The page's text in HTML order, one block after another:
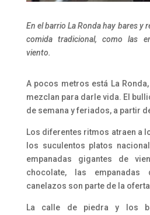
En el barrio La Ronda hay bares y
comida tradicional, como las
viento.
A pocos metros está La
mezclan para darle vida. El
de semana y feriados, a partir
Los diferentes ritmos atraen a
los suculentos platos
empanadas gigantes de
chocolate, las
canelazos son parte de la
La calle de piedra y los